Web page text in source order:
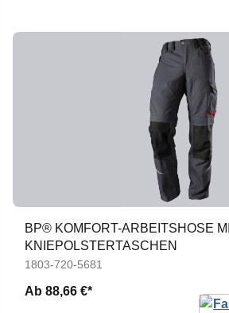
BP® KOMFORT-ARBEITSHOSE
KNIEPOLSTERTASCHEN
1803-720-5681
Ab 88,66 €*